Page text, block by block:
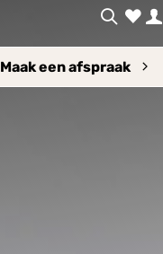
Maak een afspraak